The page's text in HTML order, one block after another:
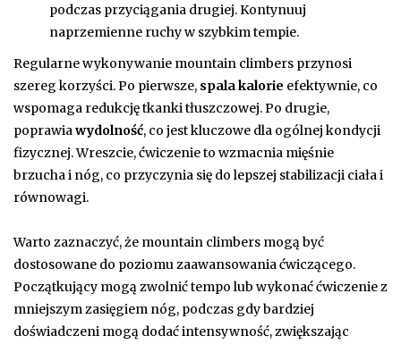
podczas przyciągania drugiej. Kontynuuj
naprzemienne ruchy w szybkim tempie.
Regularne wykonywanie mountain climbers przynosi
szereg korzyści. Po pierwsze, spala kalorie efektywnie, co
wspomaga redukcję tkanki tłuszczowej. Po drugie,
poprawiawydolność, co jest kluczowe dla ogólnej kondycji
fizycznej. Wreszcie, ćwiczenie to wzmacnia mięśnie
brzucha i nóg, co przyczynia się do lepszej stabilizacji ciała i
równowagi.
Warto zaznaczyć, że mountain climbers mogą być
dostosowane do poziomu zaawansowania ćwiczącego.
Początkujący mogą zwolnić tempo lub wykonać ćwiczenie z
mniejszym zasięgiem nóg, podczas gdy bardziej
doświadczeni mogą dodać intensywność, zwiększając